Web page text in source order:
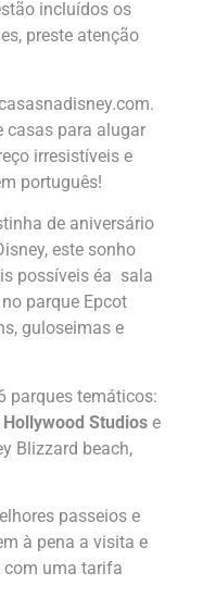
incluídos os
preste atenção
.
casas para alugar
irresistíveis e
português!
de aniversário
este sonho
possíveis éa sala
parque Epcot
guloseimas e
parques temáticos:
Hollywood Studios e
Blizzard beach,
passeios e
à pena a visita e
com uma tarifa